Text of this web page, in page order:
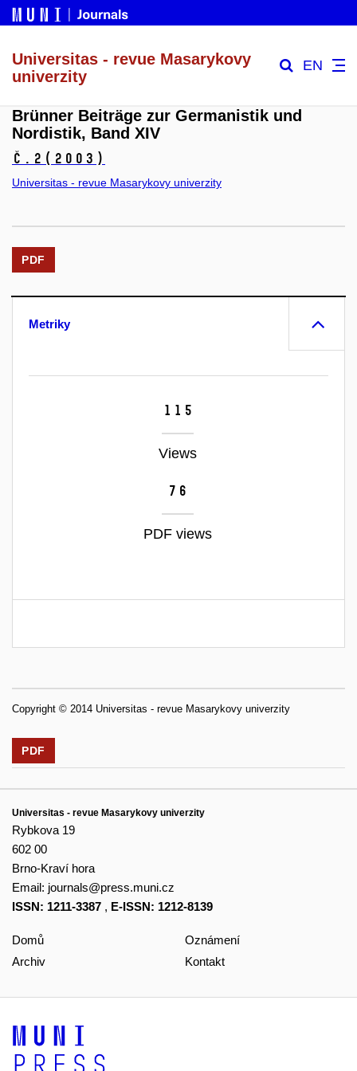
Universitas - revue Masarykovy
univerzity
EN
Brünner Beiträge zur Germanistik und
Nordistik, Band XIV
č.2 (2003)
Universitas - revue Masarykovy univerzity
PDF
Metriky
115
Views
76
PDF views
Copyright © 2014 Universitas - revue Masarykovy univerzity
PDF
Universitas - revue Masarykovy univerzity
Rybkova 19
602 00
Brno-Kraví hora
Email: journals@press.muni.cz
ISSN: 1211-3387 , E-ISSN: 1212-8139
Domů
Archiv
Oznámení
Kontakt